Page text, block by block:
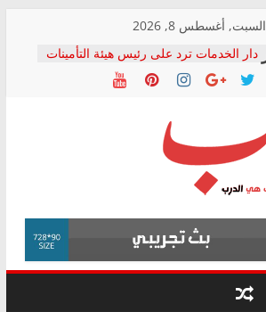
السبت, أغسطس 8, 2026
دار الخدمات ترد على رئيس هيئة التأمينات
بعد مؤتمره الصحفي: إنكار الأزمة لا ينهي
معاناة أصحاب المعاشات.. ونطالب بكشف
فرحات سليمان يكتب: القطاع الصحي إلى
أين؟
حزب التحالف الشعبي يطلق لجنة “الحق
في الصحة” بالإسكندرية لرصد الانتهاكات
ودعم المرضى
الوزاري لمدينة الصحفيين.. وانتهاء أعمال
إنشاء المبنى الإداري
المجلس القومي لحقوق الإنسان يعلن
متابعة قضية الدكتور محمد زهران.. ويؤكد:
قرينة البراءة وضمانات المحاكمة العادلة